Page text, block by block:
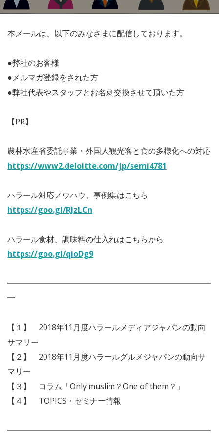
本メールは、以下のみなさまに配信しております。
●弊社のお客様
●メルマガ登録をされた方
●弊社代表やスタッフとお名刺交換させて頂いた方
【PR】
農林水産省委託事業・外国人観光客と食の多様化への対応
https://www2.deloitte.com/jp/semi4781
ハラール対応ノウハウ、事例集はこちら
https://goo.gl/RJzLCn
ハラール食材、調味料の仕入れはこちらから
https://goo.gl/qioDg9
━━━━━━━━━━━━━━━━━━━━━━━━━━
━
【１】 2018年11月度ハラールメディアジャパンの動向
サマリー
【２】 2018年11月度ハラールグルメジャパンの動向サ
マリー
【３】 コラム「Only muslim？One of them？」
【４】 TOPICS・セミナー情報
━━━━━━━━━━━━━━━━━━━━━━━━━━